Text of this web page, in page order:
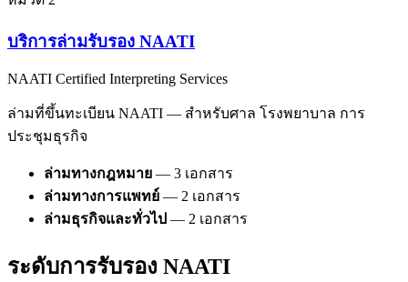
บริการล่ามรับรอง NAATI
NAATI Certified Interpreting Services
ล่ามที่ขึ้นทะเบียน NAATI — สำหรับศาล โรงพยาบาล การ
ประชุมธุรกิจ
ล่ามทางกฎหมาย — 3 เอกสาร
ล่ามทางการแพทย์ — 2 เอกสาร
ล่ามธุรกิจและทั่วไป — 2 เอกสาร
ระดับการรับรอง NAATI